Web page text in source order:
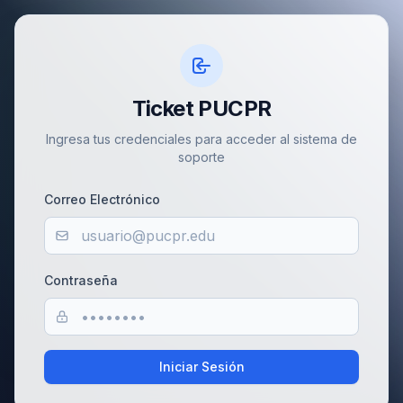
Ticket PUCPR
Ingresa tus credenciales para acceder al sistema de
soporte
Correo Electrónico
Contraseña
Iniciar Sesión